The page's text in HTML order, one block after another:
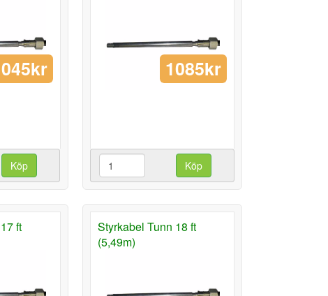
Köp
1085kr
Köp
ft
Styrkabel Tunn 18 ft
(5,49m)